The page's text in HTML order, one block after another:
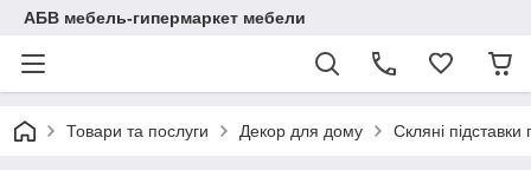
АБВ мебель-гипермаркет мебели
Товари та послуги Декор для дому Скляні підставки